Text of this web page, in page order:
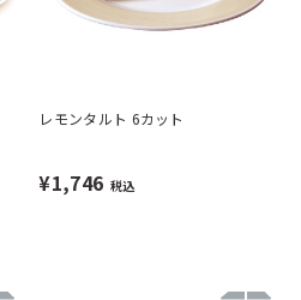
レモンタルト 6カット
¥1,746 税込